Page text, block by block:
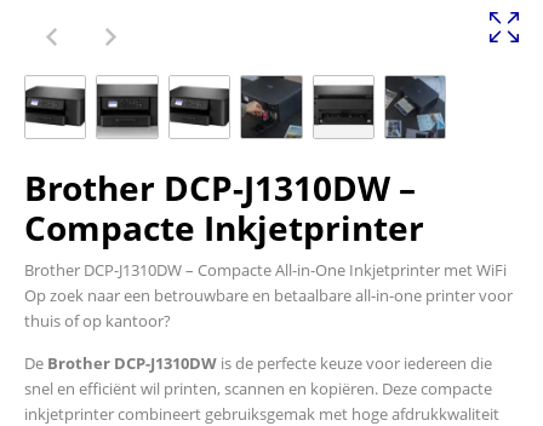
Brother DCP-J1310DW –
Compacte Inkjetprinter
Brother DCP-J1310DW – Compacte All-in-One Inkjetprinter met WiFi
Op zoek naar een betrouwbare en betaalbare all-in-one printer voor
thuis of op kantoor?
De Brother DCP-J1310DW is de perfecte keuze voor iedereen die
snel en efficiënt wil printen, scannen en kopiëren. Deze compacte
inkjetprinter combineert gebruiksgemak met hoge afdrukkwaliteit